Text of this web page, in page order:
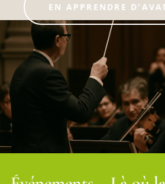
EN APPRENDRE